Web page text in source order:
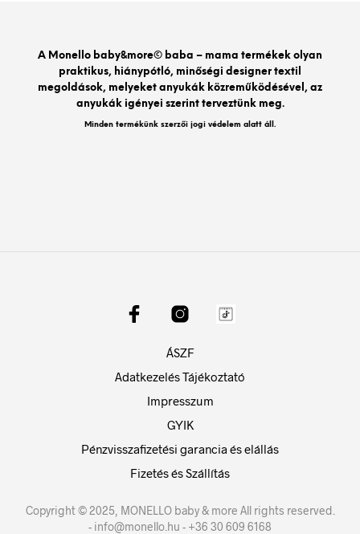
o
k
p k
er g
A Monello baby&more© baba – mama termékek olyan
praktikus, hiánypótló, minőségi designer textil
megoldások, melyeket anyukák közreműködésével, az
anyukák igényei szerint terveztünk meg.
Minden termékünk szerzői jogi védelem alatt áll.
ÁSZF
Adatkezelés Tájékoztató
Impresszum
GYIK
Pénzvisszafizetési garancia és elállás
Fizetés és Szállítás
Copyright © 2025, MONELLO baby & more All rights reserved.
- info@monello.hu - +36 30 609 6168